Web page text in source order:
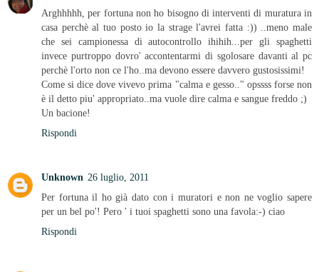
Arghhhhh, per fortuna non ho bisogno di interventi di muratura in
casa perchè al tuo posto io la strage l'avrei fatta :)) ..meno male
che sei campionessa di autocontrollo ihihih...per gli spaghetti
invece purtroppo dovro' accontentarmi di sgolosare davanti al pc
perchè l'orto non ce l'ho..ma devono essere davvero gustosissimi!
Come si dice dove vivevo prima "calma e gesso.." opssss forse non
è il detto piu' appropriato..ma vuole dire calma e sangue freddo ;)
Un bacione!
Rispondi
Unknown 26 luglio, 2011
Per fortuna il ho già dato con i muratori e non ne voglio sapere
per un bel po'! Pero ' i tuoi spaghetti sono una favola:-) ciao
Rispondi